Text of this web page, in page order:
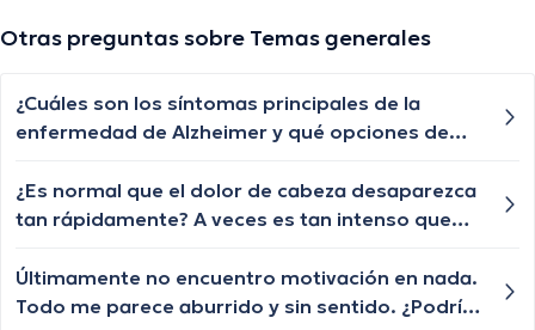
Otras preguntas sobre Temas generales
¿Cuáles son los síntomas principales de la
enfermedad de Alzheimer y qué opciones de
¿Es normal que el dolor de cabeza desaparezca
tan rápidamente? A veces es tan intenso que
luego se desvanece en cuestión de segundos.
Últimamente no encuentro motivación en nada.
Todo me parece aburrido y sin sentido. ¿Podría